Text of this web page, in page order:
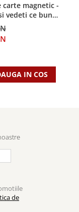
carte magnetic -
vedeti ce bun
IN COS
de